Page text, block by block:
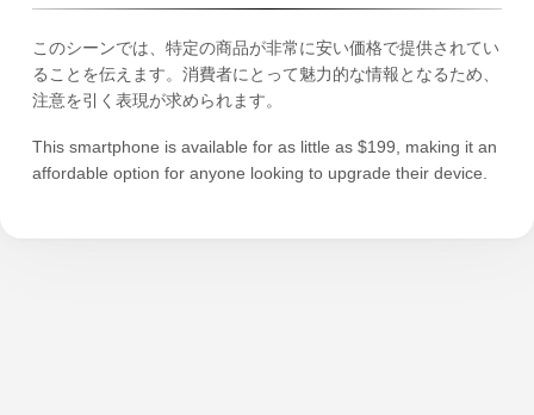
このシーンでは、特定の商品が非常に安い価格で提供されてい
ることを伝えます。消費者にとって魅力的な情報となるため、
注意を引く表現が求められます。
This smartphone is available for as little as $199, making it an
affordable option for anyone looking to upgrade their device.